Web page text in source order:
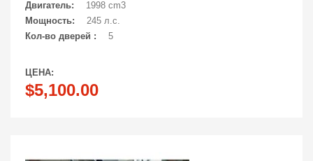
Двигатель:
1998 cm3
Мощность:
245 л.с.
Кол-во дверей :
5
ЦЕНА:
$5,100.00